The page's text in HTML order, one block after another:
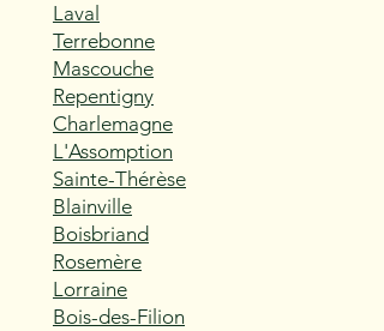
Laval
Terrebonne
Mascouche
Repentigny
Charlemagne
L'Assomption
Sainte-Thérèse
Blainville
Boisbriand
Rosemère
Lorraine
Bois-des-Filion